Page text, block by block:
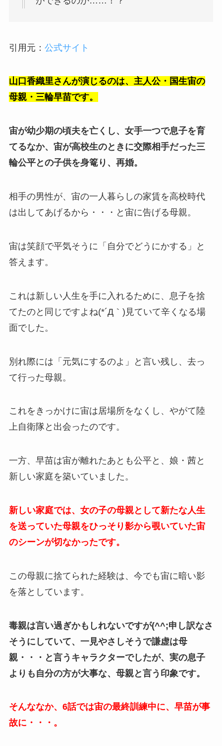
引用元： 公式サイト
山口香織里さんが演じるのは、主人公・国生宙の
母親・三輪早苗です。
宙が幼少期の頃夫を亡くし、女手一つで息子を育
てるなか、宙が高校生のときに交際相手だった三
輪公平との子供を身篭り、再婚。
相手の男性が、宙の一人暮らしの家賃を高校時代
は出してあげるから・・・と宙に告げる母親。
宙は笑顔で平気そうに「自分でどうにかする」と
答えます。
これは新しい人生を手に入れるために、息子を捨
てたのと同じですよね(*´Д｀)見ていて辛くなる場
面でした。
別れ際には「元気にするのよ」と言い残し、去っ
て行った母親。
これをきっかけに宙は居場所をなくし、やがて陸
上自衛隊と出会ったのです。
一方、早苗は宙が離れたあとも公平と、娘・茜と
新しい家庭を築いていました。
新しい家庭では、女の子の母親として新たな人生
を送っていた母親をひっそり影から覗いていた宙
のシーンが切なかったです。
この母親に捨てられた経験は、今でも宙に暗い影
を落としています。
毒親は言い過ぎかもしれないですが(^^;申し訳なさ
そうにしていて、一見やさしそうで謙虚は母
親・・・と言うキャラクターでしたが、実の息子
よりも自分の方が大事な、母親と言う印象です。
そんななか、6話では宙の最終訓練中に、早苗が事
故に・・・。